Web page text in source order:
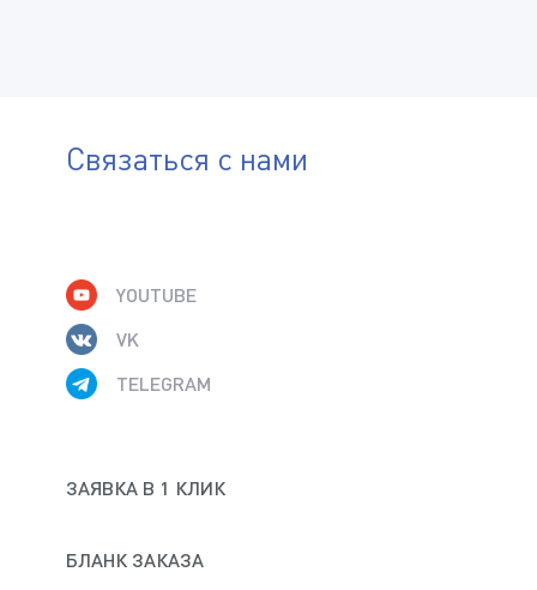
Связаться с нами
ЗАЯВКА В 1 КЛИК
БЛАНК ЗАКАЗА
YOUTUBE
VK
TELEGRAM